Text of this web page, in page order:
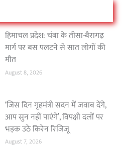
हिमाचल प्रदेश: चंबा के तीसा-बैरागढ़
मार्ग पर बस पलटने से सात लोगों की
मौत
August 8, 2026
‘जिस दिन गृहमंत्री सदन में जवाब देंगे,
आप सुन नहीं पाएंगे’, विपक्षी दलों पर
भड़क उठे किरेन रिजिजू
August 7, 2026